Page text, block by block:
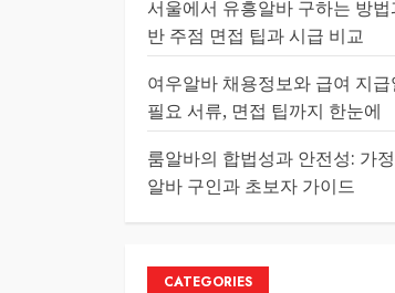
서울에서 유흥알바 구하는 방
반 주점 면접 팁과 시급 비교
여우알바 채용정보와 급여 지
필요 서류, 면접 팁까지 한눈에
룸알바의 합법성과 안전성: 가
알바 구인과 초보자 가이드
CATEGORIES